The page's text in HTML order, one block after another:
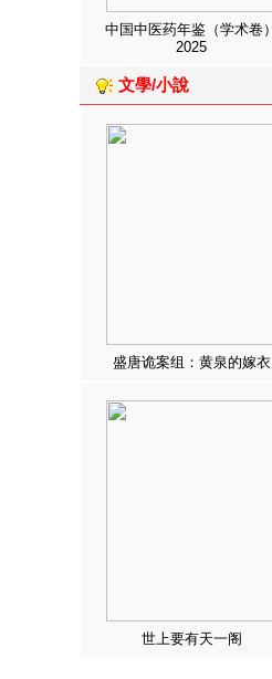
中国中医药年鉴（学术卷）
2025
文學/小說
盛唐诡案组：黄泉的嫁衣
世上要有天一阁